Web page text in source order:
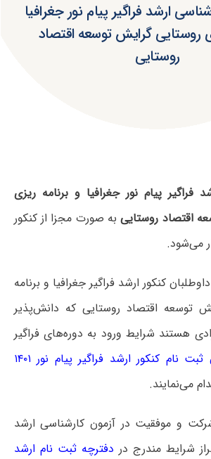
ارشد فراگیر پیام نور جغرافیا
روستایی گرایش توسعه اقتصاد
روستایی
فراگیر پیام نور جغرافیا و برنامه ریزی
اقتصاد روستاییبه صورت مجزا از کنکور
می‌شود.
کنکور ارشد فراگیر جغرافیا و برنامه
توسعه اقتصاد روستایی که دانش‌پذیر
هستند شرایط ورود به دوره‌های فراگیر
ثبت نام کنکور ارشد فراگیر پیام نور ۱۴۰۱
می‌نمایند.
و موفقیت در آزمون کارشناسی ارشد
شرایط مندرج در دفترچه ثبت نام ارشد